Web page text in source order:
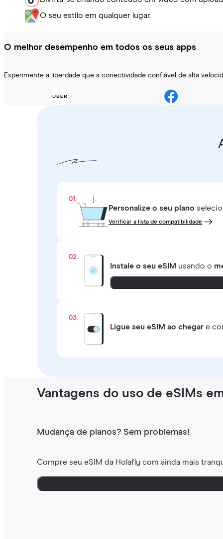
O seu estilo em qualquer lugar.
O melhor desempenho em todos os seus apps
Experimente a liberdade que a conectividade confiável de alta
01.
Personalize o seu plano
Verificar a lista de compatibilidade
02.
Instale o seu eSIM usando o
03.
Ligue seu eSIM ao chegar e
Vantagens do uso de eSIMs
Mudança de planos? Sem problemas!
Compre seu eSIM da Holafly com ainda mais